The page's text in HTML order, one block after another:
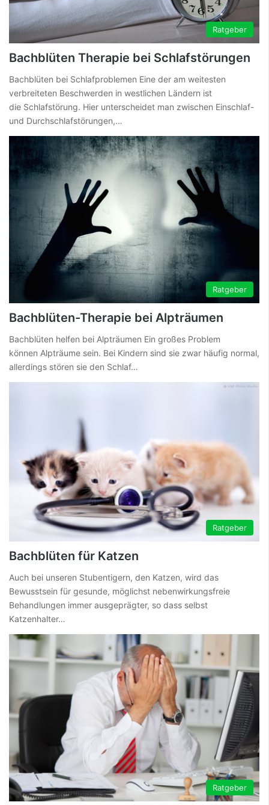
Ratgeber
Bachblüten Therapie bei Schlafstörungen
Bachblüten bei Schlafproblemen Eine der am weitesten
verbreiteten Beschwerden in westlichen Ländern ist
die Schlafstörung. Hier unterscheidet man zwischen Einschlaf-
und Durchschlafstörungen,…
Ratgeber
Bachblüten-Therapie bei Alpträumen
Bachblüten helfen bei Alpträumen Ein großes Problem
können Alpträume sein. Bei Kindern sind sie zwar häufig normal,
allerdings stören sie den Schlaf…
Ratgeber
Bachblüten für Katzen
Auch bei unseren Stubentigern, den Katzen, wird das
Bewusstsein für gesunde, möglichst nebenwirkungsfreie
Behandlungen immer ausgeprägter, so dass selbst
Katzenhalter…
Ratgeber